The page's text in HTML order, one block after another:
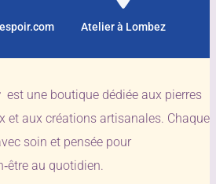
Atelier à Lombez
est une boutique dédiée aux pierres
et aux créations artisanales. Chaque
soin et pensée pour
au quotidien.